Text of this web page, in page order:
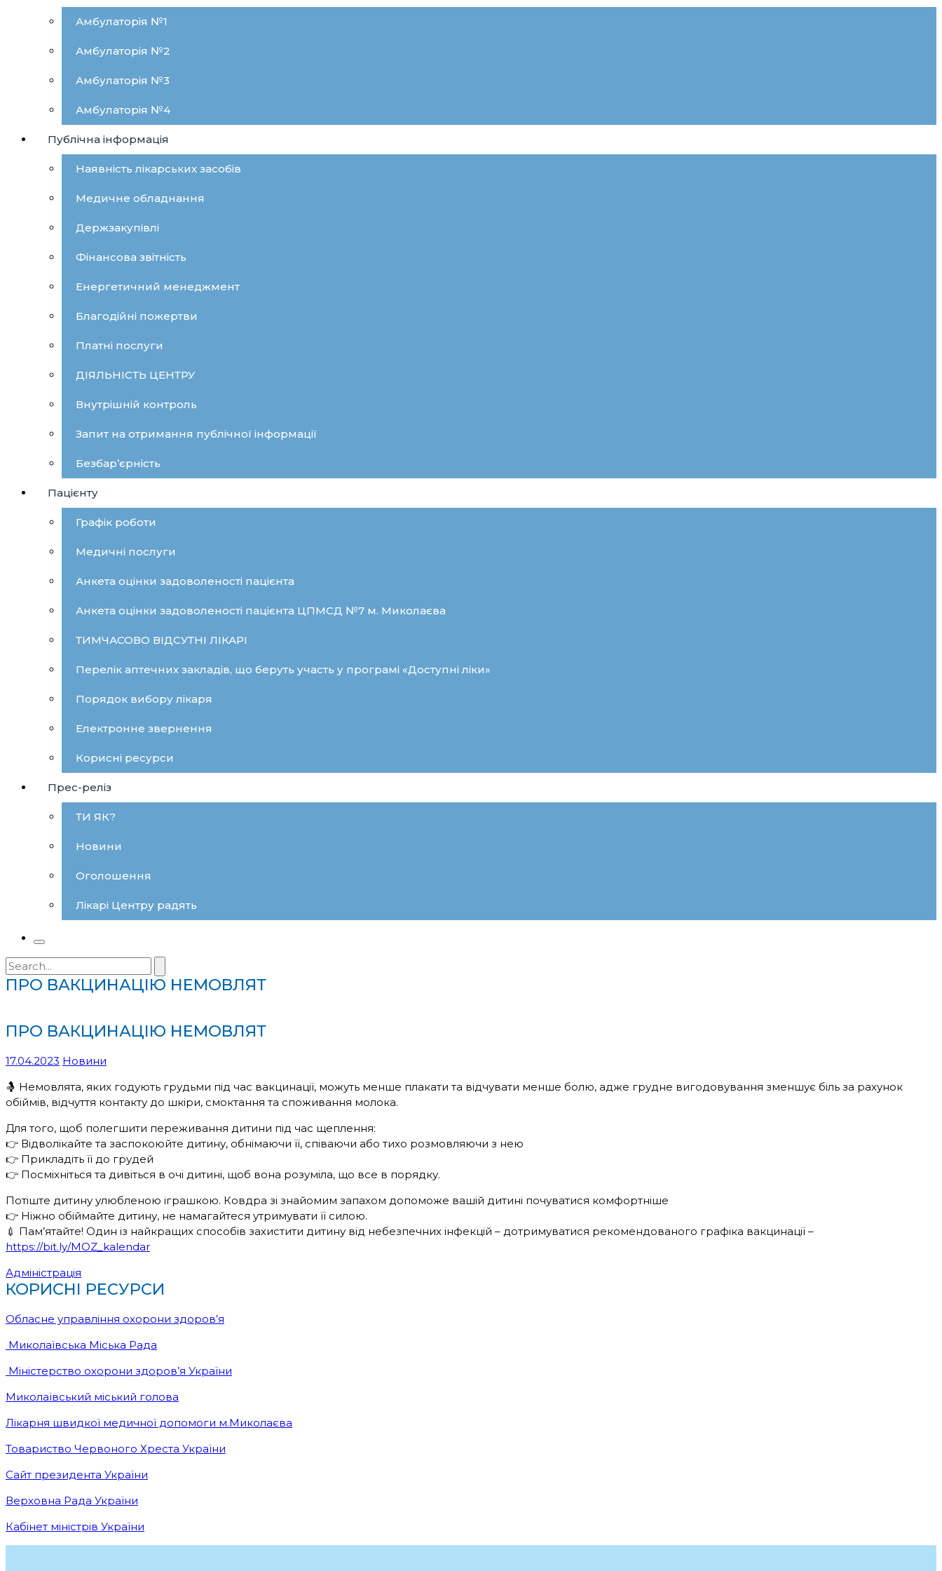
Амбулаторія №1
Амбулаторія №2
Амбулаторія №3
Амбулаторія №4
Публічна інформація
Наявність лікарських засобів
Медичне обладнання
Держзакупівлі
Фінансова звітність
Енергетичний менеджмент
Благодійні пожертви
Платні послуги
ДІЯЛЬНІСТЬ ЦЕНТРУ
Внутрішній контроль
Запит на отримання публічної інформації
Безбар’єрність
Пацієнту
Графік роботи
Медичні послуги
Анкета оцінки задоволеності пацієнта
Анкета оцінки задоволеності пацієнта ЦПМСД №7 м. Миколаєва
ТИМЧАСОВО ВІДСУТНІ ЛІКАРІ
Перелік аптечних закладів, що беруть участь у програмі «Доступні ліки»
Порядок вибору лікаря
Електронне звернення
Корисні ресурси
Прес-реліз
ТИ ЯК?
Новини
Оголошення
Лікарі Центру радять
Search
for:
ПРО ВАКЦИНАЦІЮ НЕМОВЛЯТ
ПРО ВАКЦИНАЦІЮ НЕМОВЛЯТ
17.04.2023 Новини
🤱 Немовлята, яких годують грудьми під час вакцинації, можуть менше плакати та відчувати менше болю, адже грудне вигодовування зменшує біль за рахунок
обіймів, відчуття контакту до шкіри, смоктання та споживання молока.
Для того, щоб полегшити переживання дитини під час щеплення:
👉 Відволікайте та заспокоюйте дитину, обнімаючи її, співаючи або тихо розмовляючи з нею
👉 Прикладіть її до грудей
👉 Посміхніться та дивіться в очі дитині, щоб вона розуміла, що все в порядку.
Потіште дитину улюбленою іграшкою. Ковдра зі знайомим запахом допоможе вашій дитині почуватися комфортніше
👉 Ніжно обіймайте дитину, не намагайтеся утримувати її силою.
💉 Пам’ятайте! Один із найкращих способів захистити дитину від небезпечних інфекцій – дотримуватися рекомендованого графіка вакцинації –
https://bit.ly/MOZ_kalendar
Адміністрація
КОРИСНІ РЕСУРСИ
Обласне управління охорони здоров’я
Миколаївська Міська Рада
Міністерство охорони здоров’я України
Миколаївський міський голова
Лікарня швидкої медичної допомоги м.Миколаєва
Товариство Червоного Хреста України
Сайт президента України
Верховна Рада України
Кабінет міністрів України